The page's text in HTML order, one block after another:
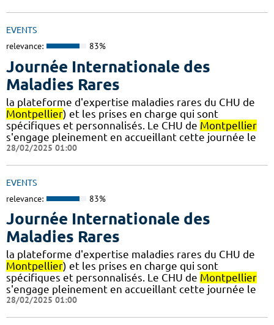
EVENTS
relevance: 83%
Journée Internationale des
Maladies Rares
la plateforme d'expertise maladies rares du CHU de
Montpellier) et les prises en charge qui sont
spécifiques et personnalisés. Le CHU de Montpellier
s'engage pleinement en accueillant cette journée le
28/02/2025 01:00
EVENTS
relevance: 83%
Journée Internationale des
Maladies Rares
la plateforme d'expertise maladies rares du CHU de
Montpellier) et les prises en charge qui sont
spécifiques et personnalisés. Le CHU de Montpellier
s'engage pleinement en accueillant cette journée le
28/02/2025 01:00